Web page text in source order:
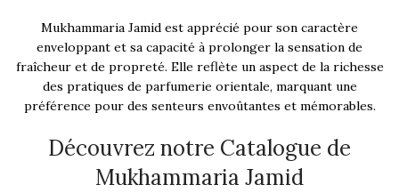
Mukhammaria Jamid est apprécié pour son caractère
enveloppant et sa capacité à prolonger la sensation de
fraîcheur et de propreté. Elle reflète un aspect de la richesse
des pratiques de parfumerie orientale, marquant une
préférence pour des senteurs envoûtantes et mémorables.
Découvrez notre Catalogue de
Mukhammaria Jamid